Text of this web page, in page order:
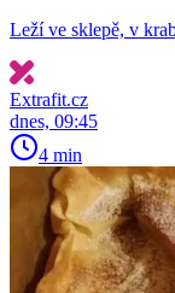
Leží ve sklepě, v
Extrafit.cz
dnes, 09:45
4 min